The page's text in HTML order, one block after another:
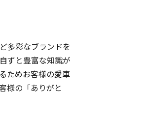
多彩なブランドを
ずと豊富な知識が
ためお客様の愛車
様の「ありがと